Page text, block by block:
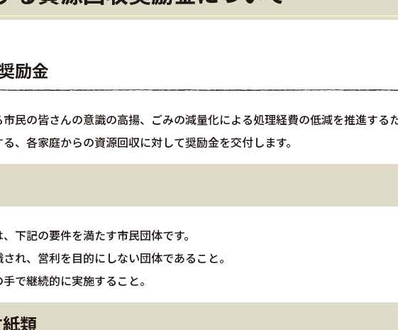
励金
民の皆さんの意識の高揚、ごみの減量化による処理経費の低減を推進する
、各家庭からの資源回収に対して奨励金を交付します。
下記の要件を満たす市民団体です。
れ、営利を目的にしない団体であること。
で継続的に実施すること。
類